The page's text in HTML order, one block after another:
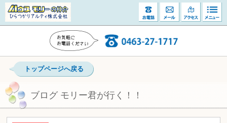
トップページへ戻る
ブログ モリー君が行く！！